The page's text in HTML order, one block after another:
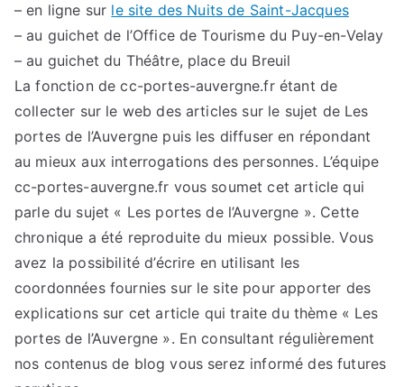
– en ligne sur le site des Nuits de Saint-Jacques
– au guichet de l’Office de Tourisme du Puy-en-Velay
– au guichet du Théâtre, place du Breuil
La fonction de cc-portes-auvergne.fr étant de
collecter sur le web des articles sur le sujet de Les
portes de l’Auvergne puis les diffuser en répondant
au mieux aux interrogations des personnes. L’équipe
cc-portes-auvergne.fr vous soumet cet article qui
parle du sujet « Les portes de l’Auvergne ». Cette
chronique a été reproduite du mieux possible. Vous
avez la possibilité d’écrire en utilisant les
coordonnées fournies sur le site pour apporter des
explications sur cet article qui traite du thème « Les
portes de l’Auvergne ». En consultant régulièrement
nos contenus de blog vous serez informé des futures